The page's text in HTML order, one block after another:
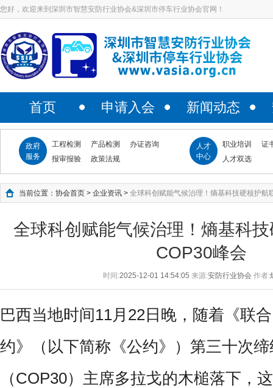
您好，欢迎来到深圳市智慧安防行业协会&深圳市停车行业协会官网！
首页 申请入会 新闻动态
政府
服务
工程检测 产品检测
办证咨询
报审报验
政策法规
人才
中心
职业培训
证
人才双选
当前位置： 协会首页 > 企业资讯 > 全球科创赋能气候治理！熵基科技硬核护航
全球科创赋能气候治理！熵基科
COP30峰会​
时间:2025-12-01 14:54:05 来源:安防行业协会 作者:
巴西当地时间11月22日晚，随着《联
约》（以下简称《公约》）第三十次
（COP30）主席多拉戈的木槌落下，